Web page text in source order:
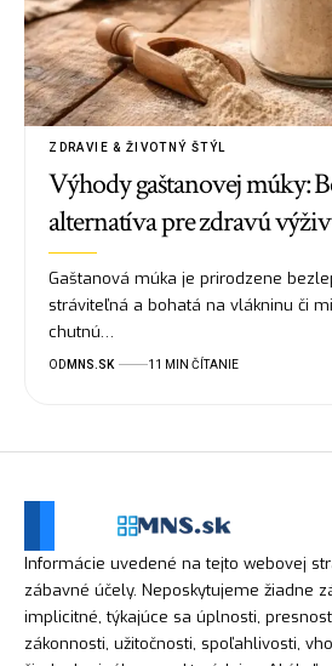
ZDRAVIE & ŽIVOTNÝ ŠTÝL
Výhody gaštanovej múky:
alternatíva pre zdravú
Gaštanová múka je prirodzene
stráviteľná a bohatá na vlákninu či
chutnú…
OD MNS.SK 11 MIN ČÍTANIE
Informácie uvedené na tejto webovej
zábavné účely. Neposkytujeme žiadne
implicitné, týkajúce sa úplnosti,
zákonnosti, užitočnosti, spoľahlivosti,